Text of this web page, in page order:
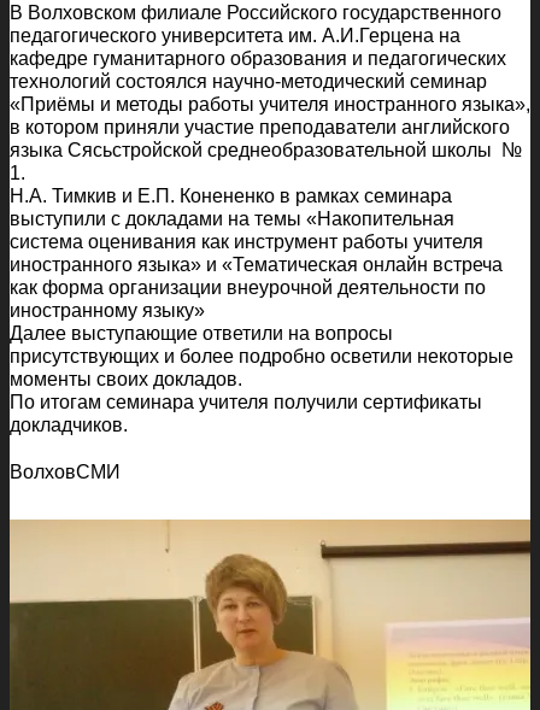
В Волховском филиале Российского государственного
педагогического университета им. А.И.Герцена на
кафедре гуманитарного образования и педагогических
технологий состоялся научно-методический семинар
«Приёмы и методы работы учителя иностранного языка»,
в котором приняли участие преподаватели английского
языка Сясьстройской среднеобразовательной школы №
1.
Н.А. Тимкив и Е.П. Конененко в рамках семинара
выступили с докладами на темы «Накопительная
система оценивания как инструмент работы учителя
иностранного языка» и «Тематическая онлайн встреча
как форма организации внеурочной деятельности по
иностранному языку»
Далее выступающие ответили на вопросы
присутствующих и более подробно осветили некоторые
моменты своих докладов.
По итогам семинара учителя получили сертификаты
докладчиков.
ВолховСМИ